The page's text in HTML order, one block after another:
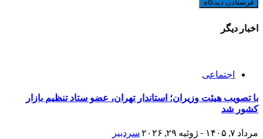
اخبار دیگر
اجتماعی
با تصویب هیئت وزیران؛ استاندار تهران، عضو ستاد تنظیم بازار
کشور شد
مرداد ۷, ۱۴۰۵ - ژوئیه ۲۹, ۲۰۲۶ سردبیر